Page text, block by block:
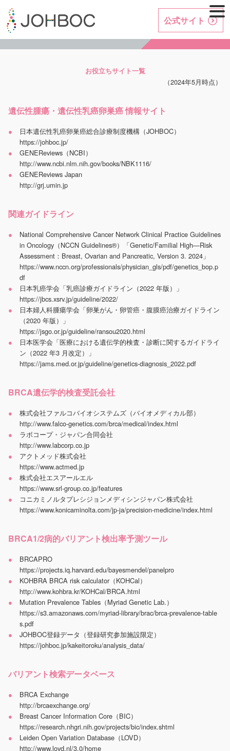
公式サイト
お役立ちサイト一覧
（2024年5月時点）
遺伝性腫瘍・遺伝性乳癌卵巣癌 情報サイト
日本遺伝性乳癌卵巣癌総合診療制度機構（JOHBOC）
https://johboc.jp/
GENEReviews（NCBI）
http://www.ncbi.nlm.nih.gov/books/NBK1116/
GENEReviews Japan
http://grj.umin.jp
関連ガイドライン
National Comprehensive Cancer Network Clinical Practice Guidelines
in Oncology（NCCN Guidelines®）「Genetic/Familial High—Risk
Assessment：Breast, Ovarian and Pancreatic, Version 3. 2024」
https://www.nccn.org/professionals/physician_gls/pdf/genetics_bop.p
df
日本乳癌学会「乳癌診療ガイドライン（2022 年版）」
https://jbcs.xsrv.jp/guideline/2022/
日本婦人科腫瘍学会「卵巣がん・卵管癌・腹膜癌治療ガイドライン
（2020 年版）」
https://jsgo.or.jp/guideline/ransou2020.html
日本医学会「医療における遺伝学的検査・診断に関するガイドライ
ン（2022 年3 月改定）」
https://jams.med.or.jp/guideline/genetics-diagnosis_2022.pdf
BRCA遺伝学的検査受託会社
株式会社ファルコバイオシステムズ（バイオメディカル部）
http://www.falco-genetics.com/brca/medical/index.html
ラボコープ・ジャパン合同会社
http://www.labcorp.co.jp
アクトメッド株式会社
https://www.actmed.jp
株式会社エスアールエル
https://www.srl-group.co.jp/features
コニカミノルタプレシジョンメディシンジャパン株式会社
https://www.konicaminolta.com/jp-ja/precision-medicine/index.html
BRCA1/2病的バリアント検出率予測ツール
BRCAPRO
https://projects.iq.harvard.edu/bayesmendel/panelpro
KOHBRA BRCA risk calculator（KOHCal）
http://www.kohbra.kr/KOHCal/BRCA.html
Mutation Prevalence Tables（Myriad Genetic Lab.）
https://s3.amazonaws.com/myriad-library/brac/brca-prevalence-table
s.pdf
JOHBOC登録データ（登録研究参加施設限定）
https://johboc.jp/kakeitoroku/analysis_data/
バリアント検索データベース
BRCA Exchange
http://brcaexchange.org/
Breast Cancer Information Core（BIC）
https://research.nhgri.nih.gov/projects/bic/index.shtml
Leiden Open Variation Database（LOVD）
http://www.lovd.nl/3.0/home